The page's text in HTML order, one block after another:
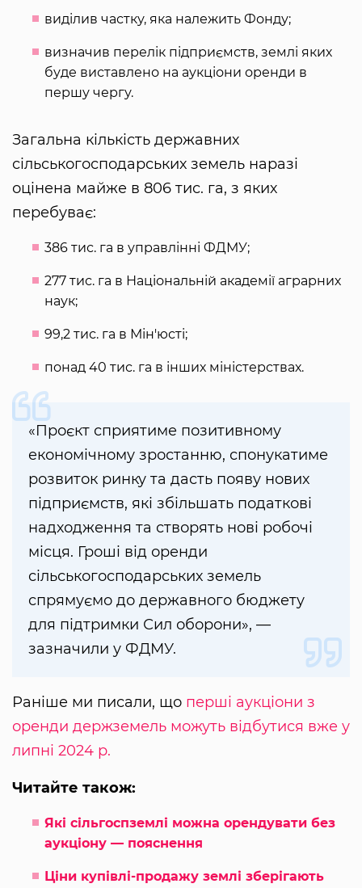
виділив частку, яка належить Фонду;
визначив перелік підприємств, землі яких
буде виставлено на аукціони оренди в
першу чергу.
Загальна кількість державних
сільськогосподарських земель наразі
оцінена майже в 806 тис. га, з яких
перебуває:
386 тис. га в управлінні ФДМУ;
277 тис. га в Національній академії аграрних
наук;
99,2 тис. га в Мін'юсті;
понад 40 тис. га в інших міністерствах.
«Проєкт сприятиме позитивному
економічному зростанню, спонукатиме
розвиток ринку та дасть появу нових
підприємств, які збільшать податкові
надходження та створять нові робочі
місця. Гроші від оренди
сільськогосподарських земель
спрямуємо до державного бюджету
для підтримки Сил оборони», —
зазначили у ФДМУ.
Раніше ми писали, що перші аукціони з
оренди держземель можуть відбутися вже у
липні 2024 р.
Читайте також:
Які сільгоспземлі можна орендувати без
аукціону — пояснення
Ціни купівлі-продажу землі зберігають